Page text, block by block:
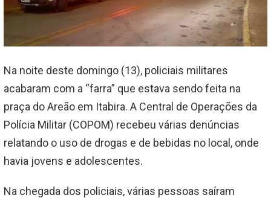
Na noite deste domingo (13), policiais militares
acabaram com a “farra” que estava sendo feita na
praça do Areão em Itabira. A Central de Operações da
Polícia Militar (COPOM) recebeu várias denúncias
relatando o uso de drogas e de bebidas no local, onde
havia jovens e adolescentes.
Na chegada dos policiais, várias pessoas saíram